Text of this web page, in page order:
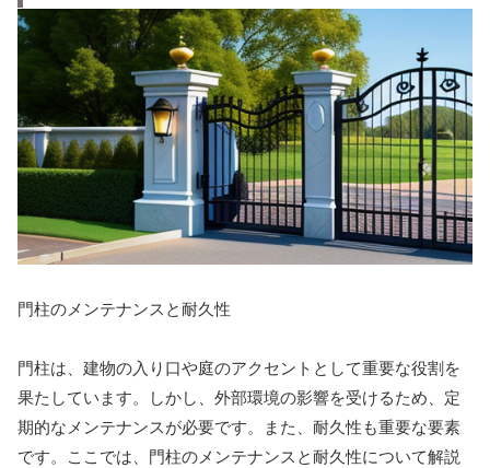
門柱のメンテナンスと耐久性
門柱は、建物の入り口や庭のアクセントとして重要な役割を
果たしています。しかし、外部環境の影響を受けるため、定
期的なメンテナンスが必要です。また、耐久性も重要な要素
です。ここでは、門柱のメンテナンスと耐久性について解説